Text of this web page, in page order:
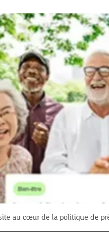
au cœur de la politique de